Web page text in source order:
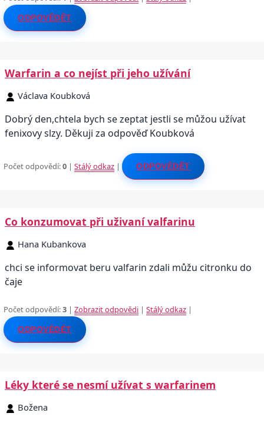
ODPOVĚDĚT
Warfarin a co nejíst při jeho užívání
Václava Koubková
Dobrý den,chtela bych se zeptat jestli se můžou užívat
fenixovy slzy. Děkuji za odpověď Koubková
Počet odpovědí:0 |Stálý odkaz | ODPOVĚDĚT
Co konzumovat při uživaní valfarinu
Hana Kubankova
chci se informovat beru valfarin zdali můžu citronku do
čaje
Počet odpovědí:3 |Zobrazit odpovědi |Stálý odkaz |
ODPOVĚDĚT
Léky které se nesmí užívat s warfarinem
Božena